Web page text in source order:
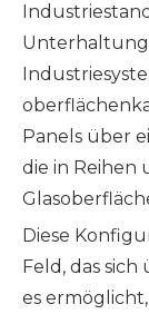
Panels über
die in Reihen
Diese
Feld, das
es